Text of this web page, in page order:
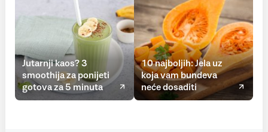
Jutarnji kaos? 3
smoothija za ponijeti
gotova za 5 minuta
10 najboljih: Jela uz
koja vam bundeva
neće dosaditi